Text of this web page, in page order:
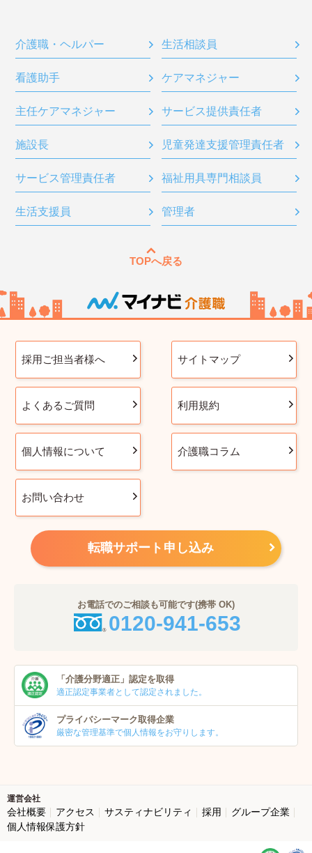
介護職・ヘルパー 生活相談員
看護助手 ケアマネジャー
主任ケアマネジャー サービス提供責任者
施設長 児童発達支援管理責任者
サービス管理責任者 福祉用具専門相談員
生活支援員 管理者
TOPへ戻る
採用ご担当者様へ サイトマップ
よくあるご質問 利用規約
個人情報について 介護職コラム
お問い合わせ
転職サポート申し込み
お電話でのご相談も可能です(携帯 OK)
0120-941-653
「介護分野適正」 認定を取得
適正認定事業者として認定されました。
プライバシーマーク取得企業
厳密な管理基準で個人情報をお守りします。
運営会社
会社概要 アクセス サスティナビリティ 採用
グループ企業
個人情報保護方針